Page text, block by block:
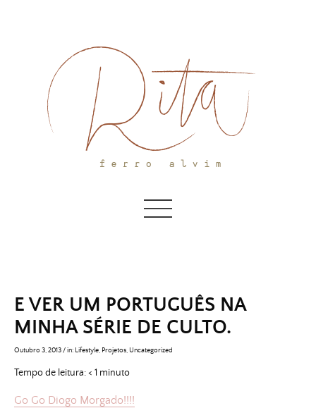
E VER UM PORTUGUÊS NA
MINHA SÉRIE DE CULTO.
Outubro 3, 2013/in: Lifestyle Projetos Uncategorized
Tempo de leitura:< 1 minuto
Go Go Diogo Morgado!!!!